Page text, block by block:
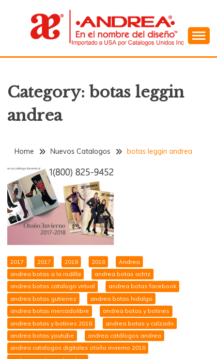
ANDREA
Category: botas leggin
andrea
Home Nuevos Catalogos botas leggin andrea
2017 2017 2018 2018
Andrea
andrea botas a la rodilla
andrea botas actriz
andrea botas catalogo virtual
andrea botas facebook
andrea botas gutierrez
andrea botas hidalgo
andrea botas mercadolibre
andrea botas y botines
andrea botas y botines 2018
andrea botas y calzado
andrea botas youtube
andrea catálogos andrea
andrea catalogos digitales otoño invierno 2018